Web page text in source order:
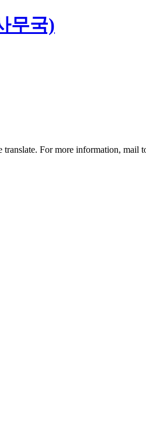
무국)
For more information, mail